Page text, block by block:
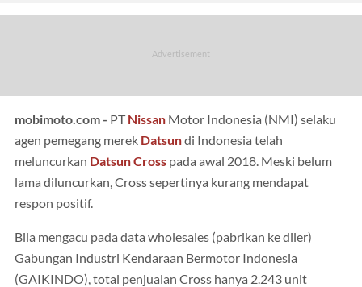
mobimoto.com - PTNissan Motor Indonesia (NMI) selaku
agen pemegang merek Datsundi Indonesia telah
meluncurkan Datsun Cross pada awal 2018. Meski belum
lama diluncurkan, Cross sepertinya kurang mendapat
respon positif.
Bila mengacu pada data wholesales (pabrikan ke diler)
Gabungan Industri Kendaraan Bermotor Indonesia
(GAIKINDO), total penjualan Cross hanya 2.243 unit